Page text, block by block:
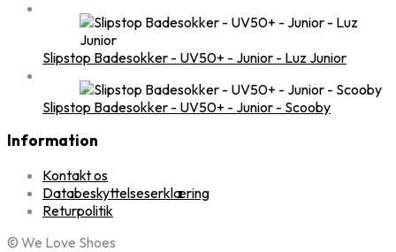
Slipstop Badesokker - UV50+ - Junior - Luz Junior
Slipstop Badesokker - UV50+ - Junior - Scooby
Information
Kontakt os
Databeskyttelseserklæring
Returpolitik
© We Love Shoes